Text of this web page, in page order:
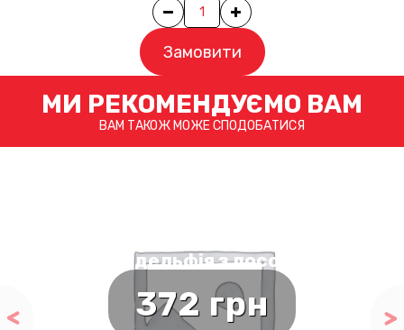
Quantity
Замовити
МИ РЕКОМЕНДУЄМО ВАМ
ВАМ ТАКОЖ МОЖЕ СПОДОБАТИСЯ
Філадельфія з лососем
372 грн